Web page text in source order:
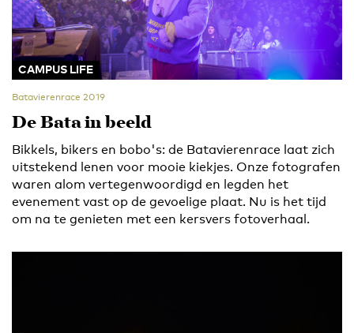
CAMPUS LIFE
Batavierenrace 2019
De Bata in beeld
Bikkels, bikers en bobo's: de Batavierenrace laat zich
uitstekend lenen voor mooie kiekjes. Onze fotografen
waren alom vertegenwoordigd en legden het
evenement vast op de gevoelige plaat. Nu is het tijd
om na te genieten met een kersvers fotoverhaal.